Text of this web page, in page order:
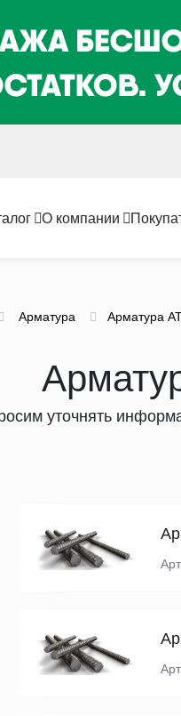
О компании
Арматура Арматура
уточнять